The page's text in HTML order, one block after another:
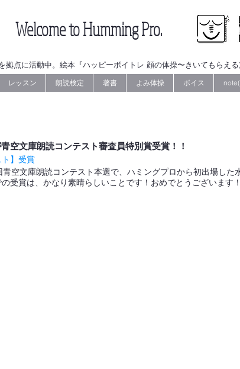
Welcome to Humming Pro.
拠点に活動中。絵本『ハッピーボイトレ 顔の体操〜きいてもらえる
レッスン 朗読検定 著書 よみ体操 ボイス
空文庫朗読コンテスト審査員特別賞受賞！！
ト】受賞
空文庫朗読コンテスト本選で、ハミングプロから初出場した
受賞は、かなり素晴らしいことです！おめでとうございます！